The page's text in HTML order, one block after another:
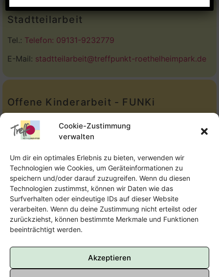
Cookie-Zustimmung
verwalten
Um dir ein optimales Erlebnis zu bieten, verwenden wir
Technologien wie Cookies, um Geräteinformationen zu
speichern und/oder darauf zuzugreifen. Wenn du diesen
Technologien zustimmst, können wir Daten wie das
Surfverhalten oder eindeutige IDs auf dieser Website
verarbeiten. Wenn du deine Zustimmung nicht erteilst oder
zurückziehst, können bestimmte Merkmale und Funktionen
beeinträchtigt werden.
Akzeptieren
Stadtteilarbeit
Tel.: Telefon: 09131-9232779
E-Mail: stadtteilarbeit@treffpunkt-roethelheimpark.de
Offene Kinderarbeit - FUNKi
Tel.:Telefon: 09131-610749
E-Mail:oka@treffpunkt-roethelheimpark.de
Offene Jugendarbeit - Easthouse
Tel:
09131–302259
E-Mail:oja@treffpunkt-roethelheimpark.de